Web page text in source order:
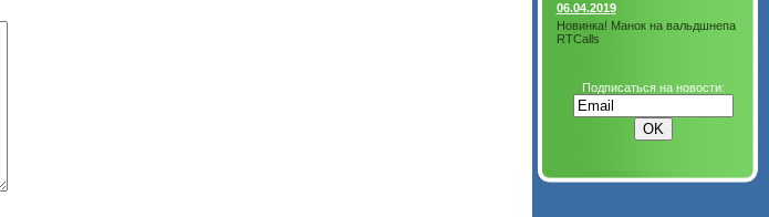
06.04.2019
Новинка! Манок на вальдшнепа
RTCalls
Подписаться на новости: